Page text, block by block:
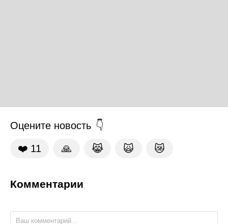
Оцените новость
❤️ 11 🙏 😹 🙀 😿
Комментарии